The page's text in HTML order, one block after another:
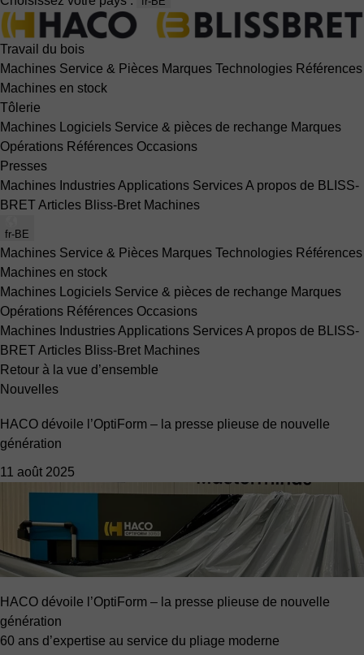
Travail du bois
Machines Service & Pièces Marques Technologies Références
Machines en stock
Tôlerie
Machines
Logiciels Service & pièces de rechange Marques
Opérations Références Occasions
Presses
Machines IndustriesApplications ServicesA propos de BLISS-
BRETArticles Bliss-Bret Machines
fr-BE
Machines Service & Pièces Marques Technologies Références
Machines en stock
Machines
Logiciels Service & pièces de rechange Marques
Opérations Références Occasions
Machines IndustriesApplications ServicesA propos de BLISS-
BRETArticles Bliss-Bret Machines
Retour à la vue d’ensemble
Nouvelles
HACO dévoile l’OptiForm – la presse plieuse de nouvelle
génération
11 août 2025
HACO dévoile l’OptiForm – la presse plieuse de nouvelle
génération
60 ans d’expertise au service du pliage moderne